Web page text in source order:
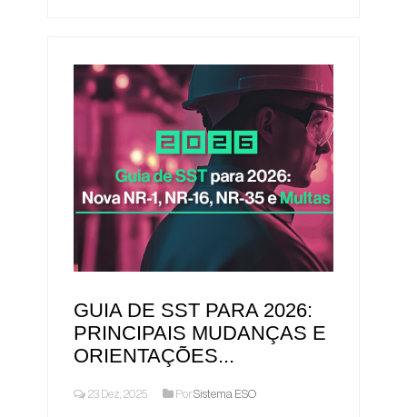
GUIA DE SST PARA 2026:
PRINCIPAIS MUDANÇAS E
ORIENTAÇÕES...
23 Dez, 2025 PorSistema ESO